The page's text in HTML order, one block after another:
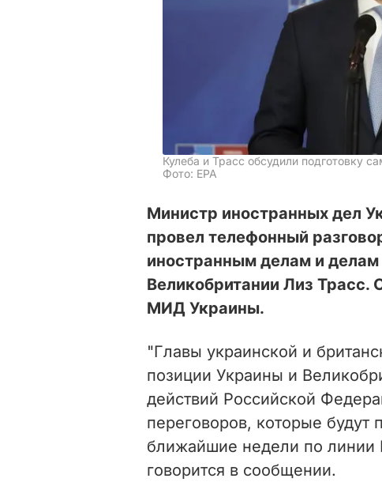
Кулеба и Трасс обсудили подготовку
Фото: EPA
Министр иностранных дел
провел телефонный
иностранным делам и
Великобритании Лиз Трасс.
МИД Украины.
"Главы украинской и
позиции Украины и
действий Российской
переговоров, которые будут
ближайшие недели по
говорится в сообщении.